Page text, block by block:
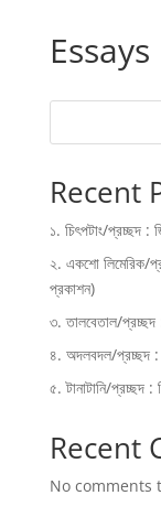
Essays
Recent
১. চিৎপটাং/প্রচ্ছদ :
২. একশো লিমেরিক/
প্রকাশন)
৩. তালবেতাল/
৪. অদলবদল/প্রচ্ছদ :
৫. টানাটানি/প্রচ্ছদ
Recent
No comments